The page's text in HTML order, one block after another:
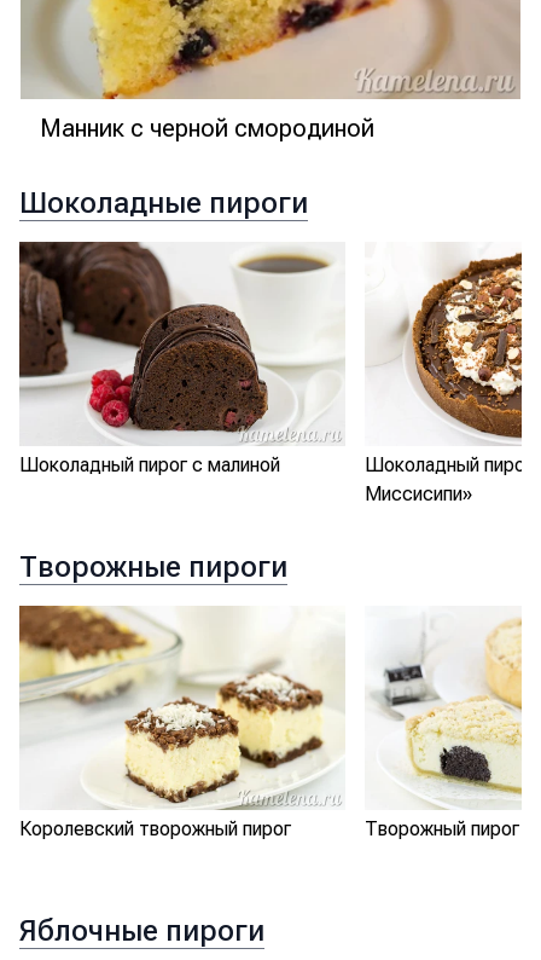
Манник с черной смородиной
Шоколадные пироги
Шоколадный пирог с малиной
Шоколадный пирог
Миссисипи»
Творожные пироги
Королевский творожный пирог Творожный пирог
Яблочные пироги